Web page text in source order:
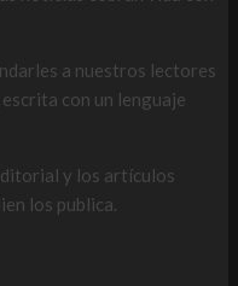
a nuestros lectores
con un lenguaje
y los artículos
los publica.